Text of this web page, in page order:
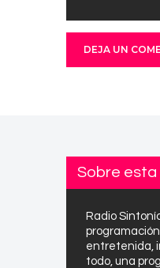
Sobre esta
Radio
entretenida,
todo, una